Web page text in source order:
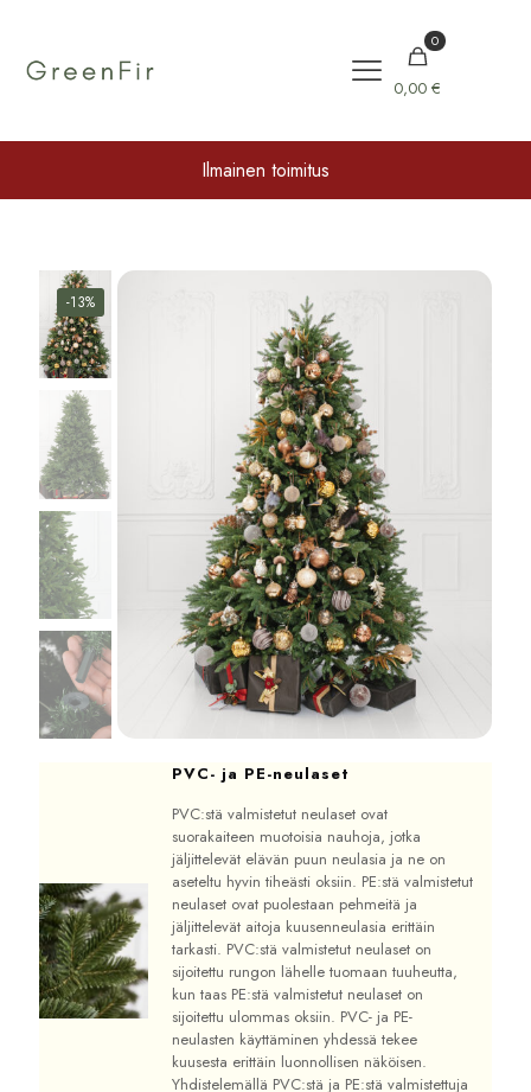
0
0,00 €
Ilmainen toimitus
-13%
PVC- ja PE-neulaset
PVC:stä valmistetut neulaset ovat
suorakaiteen muotoisia nauhoja, jotka
jäljittelevät elävän puun neulasia ja ne on
aseteltu hyvin tiheästi oksiin. PE:stä valmistetut
neulaset ovat puolestaan pehmeitä ja
jäljittelevät aitoja kuusenneulasia erittäin
tarkasti. PVC:stä valmistetut neulaset on
sijoitettu rungon lähelle tuomaan tuuheutta,
kun taas PE:stä valmistetut neulaset on
sijoitettu ulommas oksiin. PVC- ja PE-
neulasten käyttäminen yhdessä tekee
kuusesta erittäin luonnollisen näköisen.
Yhdistelemällä PVC:stä ja PE:stä valmistettuja